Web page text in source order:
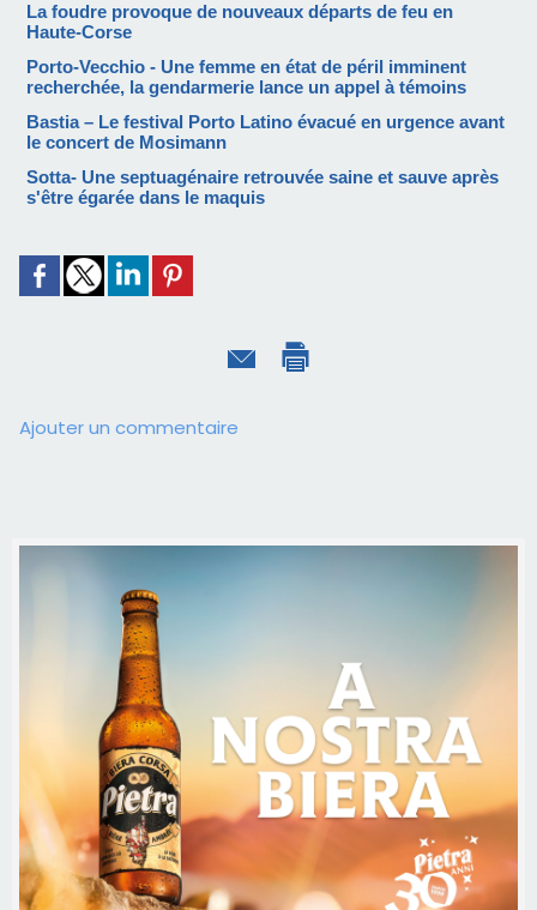
La foudre provoque de nouveaux départs de feu en
Haute-Corse
Porto-Vecchio - Une femme en état de péril imminent
recherchée, la gendarmerie lance un appel à témoins
Bastia – Le festival Porto Latino évacué en urgence avant
le concert de Mosimann
Sotta- Une septuagénaire retrouvée saine et sauve après
s'être égarée dans le maquis
Ajouter un commentaire